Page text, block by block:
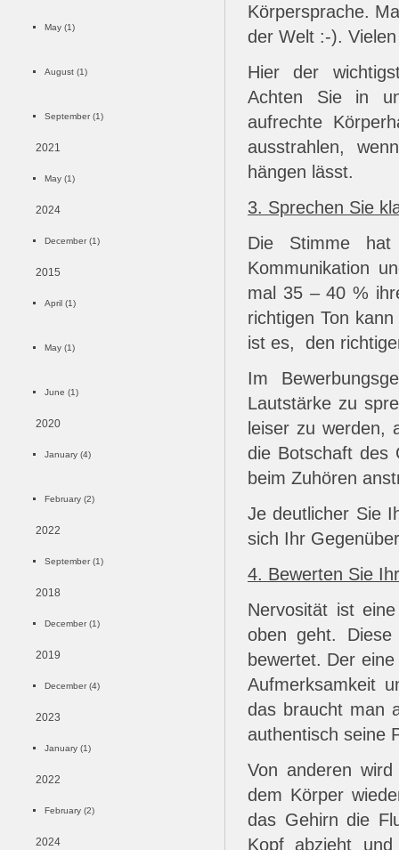
May (1)
August (1)
September (1)
2021
May (1)
2024
December (1)
2015
April (1)
May (1)
June (1)
2020
January (4)
February (2)
2022
September (1)
2018
December (1)
2019
December (4)
2023
January (1)
2022
February (2)
2024
Körpersprache.
der Welt :-).
Hier der
Achten Sie in
aufrechte
ausstrahlen,
hängen lässt.
3. Sprechen Sie
Die Stimme
Kommunikation
mal 35 – 40 %
richtigen Ton
ist es, den
Im
Lautstärke zu
leiser zu werden,
die Botschaft des
beim Zuhören
Je deutlicher Sie
sich Ihr
4. Bewerten Sie
Nervosität ist
oben geht. Diese
bewertet. Der
Aufmerksamkeit
das braucht man
authentisch seine
Von anderen
dem Körper
das Gehirn die
Kopf abzieht